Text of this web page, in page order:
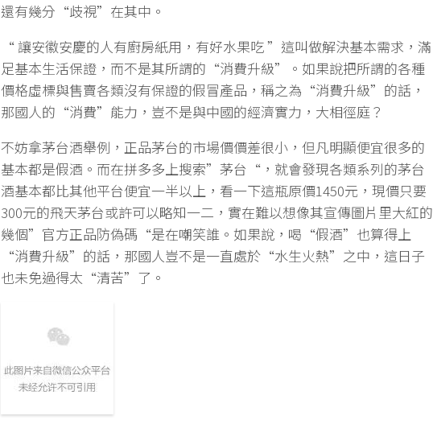
還有幾分“歧視”在其中。
“ 讓安徽安慶的人有廚房紙用，有好水果吃 ”這叫做解決基本需求，滿
足基本生活保證，而不是其所謂的“消費升級”。如果說把所謂的各種
價格虛標與售賣各類沒有保證的假冒產品，稱之為“消費升級”的話，
那國人的“消費”能力，豈不是與中國的經濟實力，大相徑庭？
不妨拿茅台酒舉例，正品茅台的市場價價差很小，但凡明顯便宜很多的
基本都是假酒。而在拼多多上搜索”茅台“，就會發現各類系列的茅台
酒基本都比其他平台便宜一半以上，看一下這瓶原價1450元，現價只要
300元的飛天茅台或許可以略知一二，實在難以想像其宣傳圖片里大紅的
幾個”官方正品防偽碼“是在嘲笑誰。如果說，喝“假酒”也算得上
“消費升級”的話，那國人豈不是一直處於“水生火熱”之中，這日子
也未免過得太“清苦”了。